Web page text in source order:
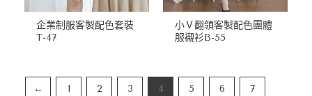
企業制服客製配色套裝
T-47
小Ｖ翻領客製配色團體
服襯衫B-55
← 1 2 3 4 5 6 7